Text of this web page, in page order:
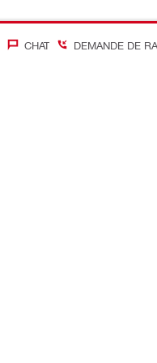
CHAT DEMANDE DE